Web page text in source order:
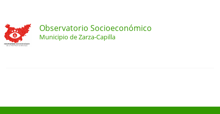
Observatorio Socioeconómico
Municipio de Zarza-Capilla